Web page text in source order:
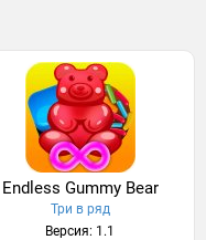
Endless Gummy Bear
Три в ряд
Версия: 1.1